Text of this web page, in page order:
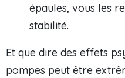
épaules, vous les
stabilité.
Et que dire des effets
pompes peut être